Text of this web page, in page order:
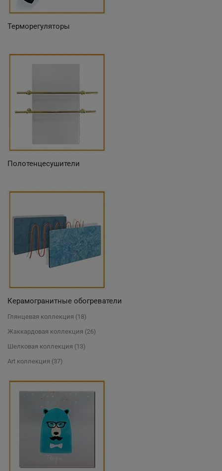
Терморегуляторы
Полотенцесушители
Керамогранитные обогреватели
Глянцевая коллекция (18)
Жаккардовая коллекция (26)
Шелковая коллекция (13)
Art коллекция (37)